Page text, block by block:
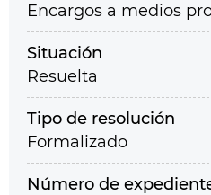
Encargos a medios
Situación
Resuelta
Tipo de resolución
Formalizado
Número de